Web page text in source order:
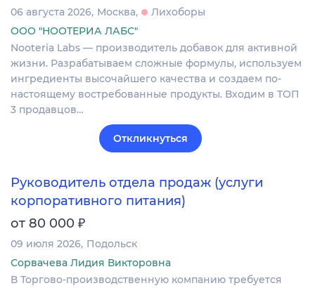
06 августа 2026 Москва
Лихоборы
ООО "НООТЕРИА ЛАБС"
Nooteria Labs — производитель добавок для активной
жизни. Разрабатываем сложные формулы, используем
ингредиенты высочайшего качества и создаем по-
настоящему востребованные продукты. Входим в ТОП
3 продавцов…
Откликнуться
Руководитель отдела продаж (услуги
корпоративного питания)
от 80 000 ₽
09 июля 2026 Подольск
Сорвачева Лидия Викторовна
В Торгово-производственную компанию требуется